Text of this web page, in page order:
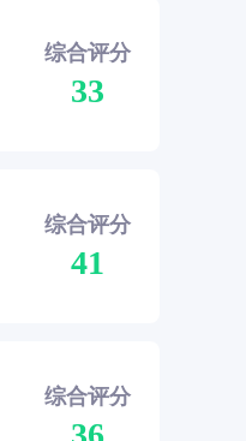
综合评分
33
综合评分
41
综合评分